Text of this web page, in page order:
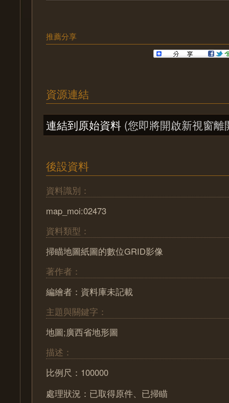
推薦分享
資源連結
連結到原始資料 (您即將開啟新視窗離
後設資料
資料識別：
map_moi:02473
資料類型：
掃瞄地圖紙圖的數位GRID影像
著作者：
編繪者：資料庫未記載
主題與關鍵字：
地圖;廣西省地形圖
描述：
比例尺：100000
處理狀況：已取得原件、已掃瞄